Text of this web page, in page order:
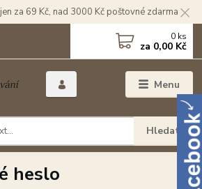
za 69 Kč, nad 3000 Kč poštovné zdarma
Menu
Hledat
0 ks
za 0,00 Kč
heslo